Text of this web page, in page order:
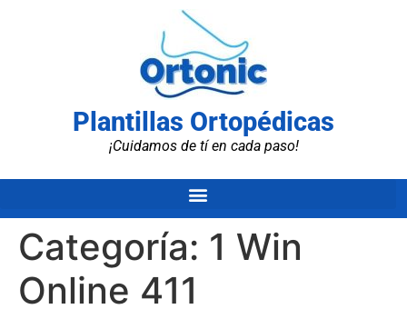
Plantillas Ortopédicas
¡Cuidamos de tí en cada paso!
Categoría: 1 Win
Online 411